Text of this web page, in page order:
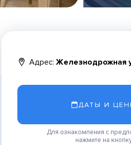
Адрес: Железнодрожная
ДАТЫ И
Для ознакомления с
нажмите на